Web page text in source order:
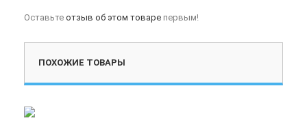
Оставьте отзыв об этом товаре первым!
ПОХОЖИЕ ТОВАРЫ